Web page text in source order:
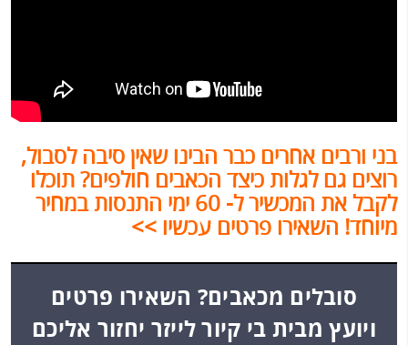
בני ורבים אחרים כבר הבינו שאין סיבה לסבול,
רוצים גם לגלות כיצד הכאבים חולפים? תוכלו
לקבל את המכשיר ל- 60 ימי התנסות במחיר
מיוחד! השאירו פרטים עכשיו >>
סובלים מכאבים? השאירו פרטים
ויועץ מבית בי קיור לייזר יחזור אליכם